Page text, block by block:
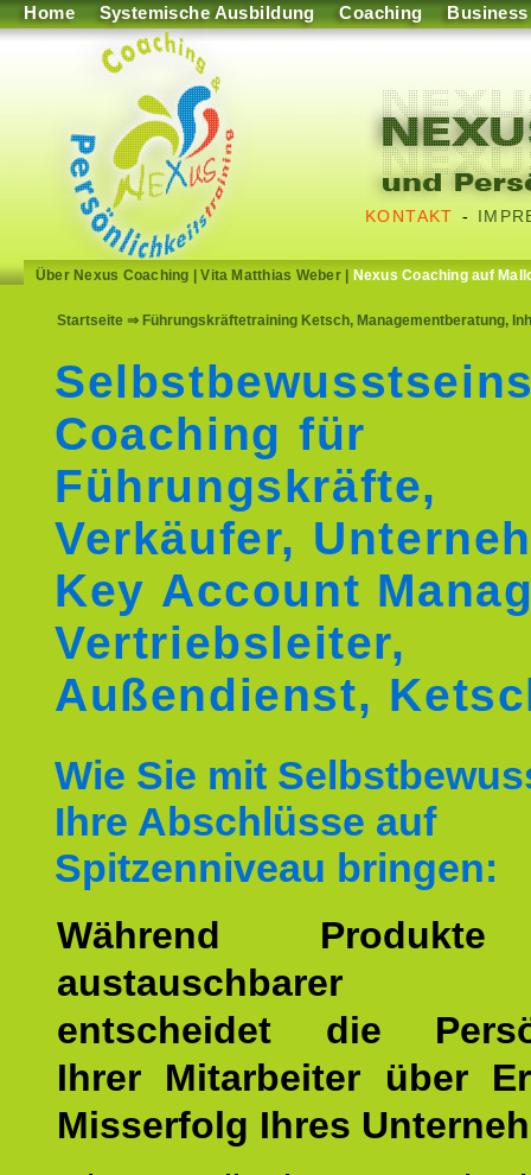
Home Systemische Ausbildung Coaching Business
KONTAKT -
Über Nexus Coaching |Vita Matthias Weber| Nexus Coaching auf
Startseite ⇒ Führungskräftetraining Ketsch, Managementberatung,
Coaching für
Führungskräfte,
Verkäufer,
Key Account
Vertriebsleiter,
Außendienst,
Wie Sie mit
Ihre Abschlüsse auf
Spitzenniveau bringen:
Während
austauschbarer
entscheidet die
Ihrer Mitarbeiter über
Misserfolg Ihres